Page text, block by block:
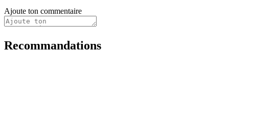
Ajoute ton commentaire
Recommandations